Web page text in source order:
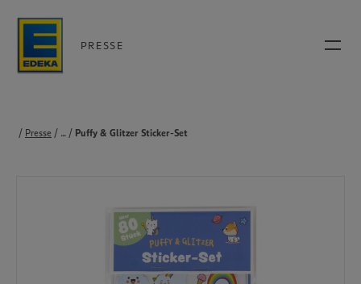
PRESSE
Presse Produkte
Puffy & Glitzer Sticker-Set
...